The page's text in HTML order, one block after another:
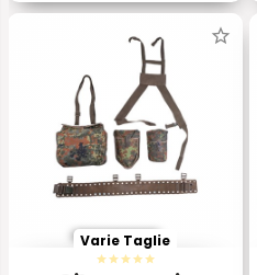
Varie Taglie